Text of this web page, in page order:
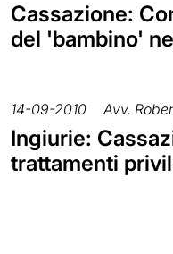
Cassazione:
del 'bambino'
14-09-2010 Avv.
Ingiurie:
trattamenti